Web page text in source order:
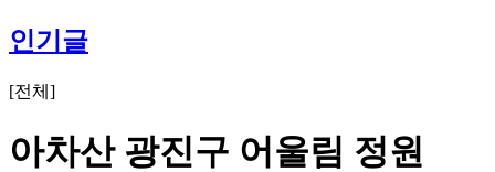
인기글
[전체 ]
아차산 광진구 어울림 정원